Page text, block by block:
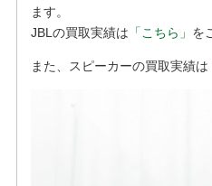
ます。
JBLの買取実績は 「こちら」 を
また、スピーカーの買取実績は